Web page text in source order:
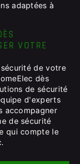
adaptées à
VOTRE
de votre
dès
de sécurité
d'experts
accompagner
de sécurité
qui compte le